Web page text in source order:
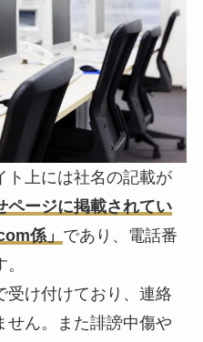
ト上には社名の記載が
ページに掲載されてい
係」 であり、電話番
受け付けており、連絡
せん。また誹謗中傷や